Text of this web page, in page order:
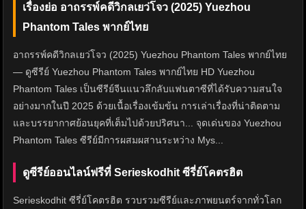
เรื่องย่อ อาถรรพ์คดีวิกลเยว่โจว (2025) Yuezhou
Phantom Tales พากย์ไทย
อาถรรพ์คดีวิกลเยว่โจว (2025) Yuezhou Phantom Tales พากย์ไทย
— ดูซีรีย์ Yuezhou Phantom Tales พากย์ไทย HD Yuezhou
Phantom Tales เป็นซีรีย์จีนแนวลึกลับแฟนตาซีที่ได้รับความสนใจ
อย่างมากในปี 2025 ด้วยเนื้อเรื่องเข้มข้น การเล่าเรื่องที่น่าติดตาม
และบรรยากาศย้อนยุคที่เต็มไปด้วยปริศนา... จุดเด่นของ Yuezhou
Phantom Tales ซีรีย์มีการผสมผสานระหว่าง Mys...
ดูซีรีย์ออนไลน์ฟรีที่ Serieskodhit ซีรี่ย์โคตรฮิต
Serieskodhit ซีรี่ย์โคตรฮิต รวบรวมซีรีย์และภาพยนตร์จากทั่วโลก